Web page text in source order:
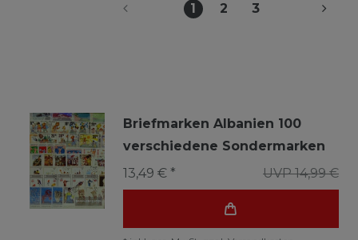
1 2 3
Briefmarken Albanien 100
verschiedene Sondermarken
UVP 14,99 €
13,49 € *